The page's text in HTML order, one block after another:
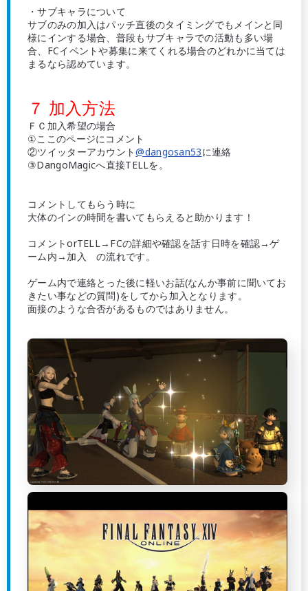
・サブキャラについて
サブのみの加入はパッチ直後のタイミングでもメインと同
様にインする場合、普段もサブキャラでの活動も多い場
合、FCイベントや募集に来てくれる場合のどれかに当ては
まるなら認めています。
７ 加入方法
ＦＣ加入希望の場合
①ここのページにコメント
②ツイッターアカウント@dangosan53に連絡
③DangoMagicへ直接TELLを。
コメントしてもらう時に
大体のインの時間を書いてもらえると助かります！
コメントorTELL→FCの詳細や確認を話す日時を確認→ゲ
ーム内→加入 の流れです。
ゲーム内で連絡とった後に軽いお話(なんか事前に聞いてお
きたい事などの質問)をしてから加入となります。
面接のような合否があるものではありません。